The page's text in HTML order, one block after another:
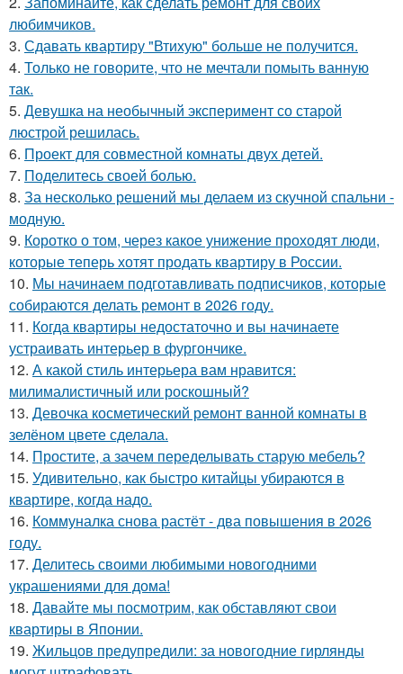
любимчиков.
3. Сдавать квартиру "Втихую" больше не получится.
4. Только не говорите, что не мечтали помыть ванную
так.
5. Девушка на необычный эксперимент со старой
люстрой решилась.
6. Проект для совместной комнаты двух детей.
7. Поделитесь своей болью.
8. За несколько решений мы делаем из скучной спальни -
модную.
9. Коротко о том, через какое унижение проходят люди,
которые теперь хотят продать квартиру в России.
10. Мы начинаем подготавливать подписчиков, которые
собираются делать ремонт в 2026 году.
11. Когда квартиры недостаточно и вы начинаете
устраивать интерьер в фургончике.
12. А какой стиль интерьера вам нравится:
милималистичный или роскошный?
13. Девочка косметический ремонт ванной комнаты в
зелёном цвете сделала.
14. Простите, а зачем переделывать старую мебель?
15. Удивительно, как быстро китайцы убираются в
квартире, когда надо.
16. Коммуналка снова растёт - два повышения в 2026
году.
17. Делитесь своими любимыми новогодними
украшениями для дома!
18. Давайте мы посмотрим, как обставляют свои
квартиры в Японии.
19. Жильцов предупредили: за новогодние гирлянды